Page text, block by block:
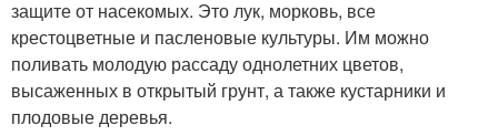
защите от насекомых. Это лук, морковь, все
крестоцветные и пасленовые культуры. Им можно
поливать молодую рассаду однолетних цветов,
высаженных в открытый грунт, а также кустарники и
плодовые деревья.